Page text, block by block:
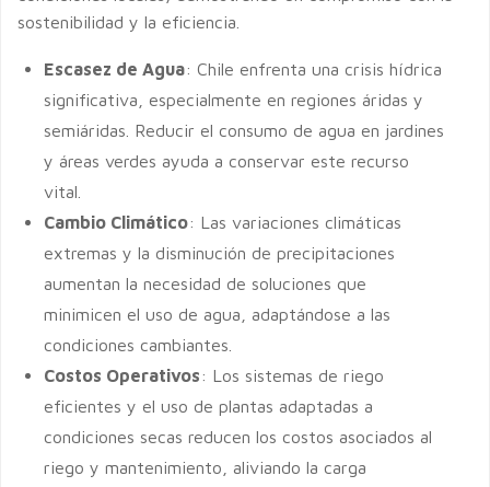
sostenibilidad y la eficiencia.
Escasez de Agua: Chile enfrenta una crisis hídrica
significativa, especialmente en regiones áridas y
semiáridas. Reducir el consumo de agua en jardines
y áreas verdes ayuda a conservar este recurso
vital.
Cambio Climático: Las variaciones climáticas
extremas y la disminución de precipitaciones
aumentan la necesidad de soluciones que
minimicen el uso de agua, adaptándose a las
condiciones cambiantes.
Costos Operativos: Los sistemas de riego
eficientes y el uso de plantas adaptadas a
condiciones secas reducen los costos asociados al
riego y mantenimiento, aliviando la carga